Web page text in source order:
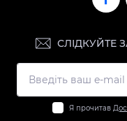
СЛІДКУЙТЕ
Я прочитав